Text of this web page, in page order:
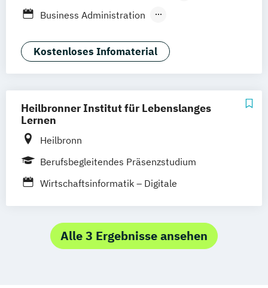
Berufsbegleitendes Präsenzstudium
Business Administration
Executive MBA Integrated Management
IT Systems Engineering
Wirtschaftsinformatik
Kostenloses Infomaterial
Heilbronner Institut für Lebenslanges
Lernen
Heilbronn
Berufsbegleitendes Präsenzstudium
Wirtschaftsinformatik – Digitale
Alle 3 Ergebnisse ansehen